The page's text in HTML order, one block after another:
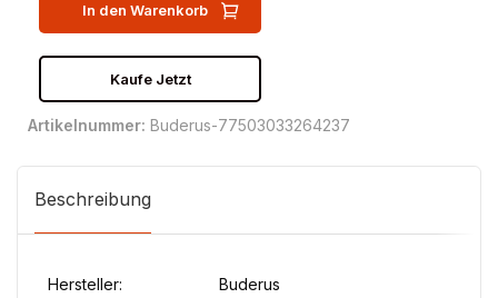
In den Warenkorb
Kaufe Jetzt
Artikelnummer: Buderus-77503033264237
Beschreibung
Hersteller: Buderus